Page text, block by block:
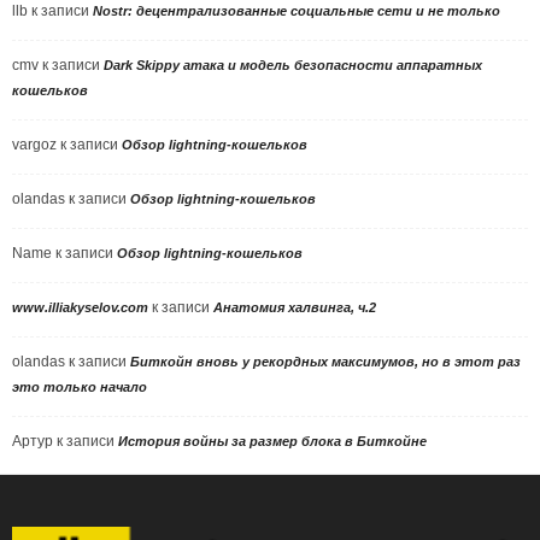
llb к записи Nostr: децентрализованные социальные сети и не только
cmv к записи Dark Skippy атака и модель безопасности аппаратных
кошельков
vargoz к записи Обзор lightning-кошельков
olandas к записи Обзор lightning-кошельков
Name к записи Обзор lightning-кошельков
www.illiakyselov.com к записи Анатомия халвинга, ч.2
olandas к записи Биткойн вновь у рекордных максимумов, но в этот раз
это только начало
Артур к записи История войны за размер блока в Биткойне